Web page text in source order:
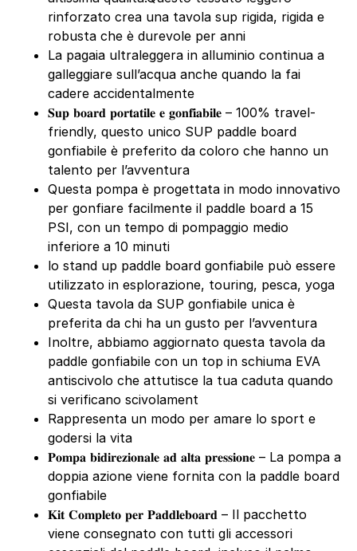
rinforzato crea una tavola sup rigida, rigida e
robusta che è durevole per anni
La pagaia ultraleggera in alluminio continua a
galleggiare sull’acqua anche quando la fai
cadere accidentalmente
𝐒𝐮𝐩 𝐛𝐨𝐚𝐫𝐝 𝐩𝐨𝐫𝐭𝐚𝐭𝐢𝐥𝐞 𝐞 𝐠𝐨𝐧𝐟𝐢𝐚𝐛𝐢𝐥𝐞 – 100% travel-
friendly, questo unico SUP paddle board
gonfiabile è preferito da coloro che hanno un
talento per l’avventura
Questa pompa è progettata in modo innovativo
per gonfiare facilmente il paddle board a 15
PSI, con un tempo di pompaggio medio
inferiore a 10 minuti
lo stand up paddle board gonfiabile può essere
utilizzato in esplorazione, touring, pesca, yoga
Questa tavola da SUP gonfiabile unica è
preferita da chi ha un gusto per l’avventura
Inoltre, abbiamo aggiornato questa tavola da
paddle gonfiabile con un top in schiuma EVA
antiscivolo che attutisce la tua caduta quando
si verificano scivolament
Rappresenta un modo per amare lo sport e
godersi la vita
𝐏𝐨𝐦𝐩𝐚 𝐛𝐢𝐝𝐢𝐫𝐞𝐳𝐢𝐨𝐧𝐚𝐥𝐞 𝐚𝐝 𝐚𝐥𝐭𝐚 𝐩𝐫𝐞𝐬𝐬𝐢𝐨𝐧𝐞 – La pompa a
doppia azione viene fornita con la paddle board
gonfiabile
𝐊𝐢𝐭 𝐂𝐨𝐦𝐩𝐥𝐞𝐭𝐨 𝐩𝐞𝐫 𝐏𝐚𝐝𝐝𝐥𝐞𝐛𝐨𝐚𝐫𝐝 – Il pacchetto
viene consegnato con tutti gli accessori